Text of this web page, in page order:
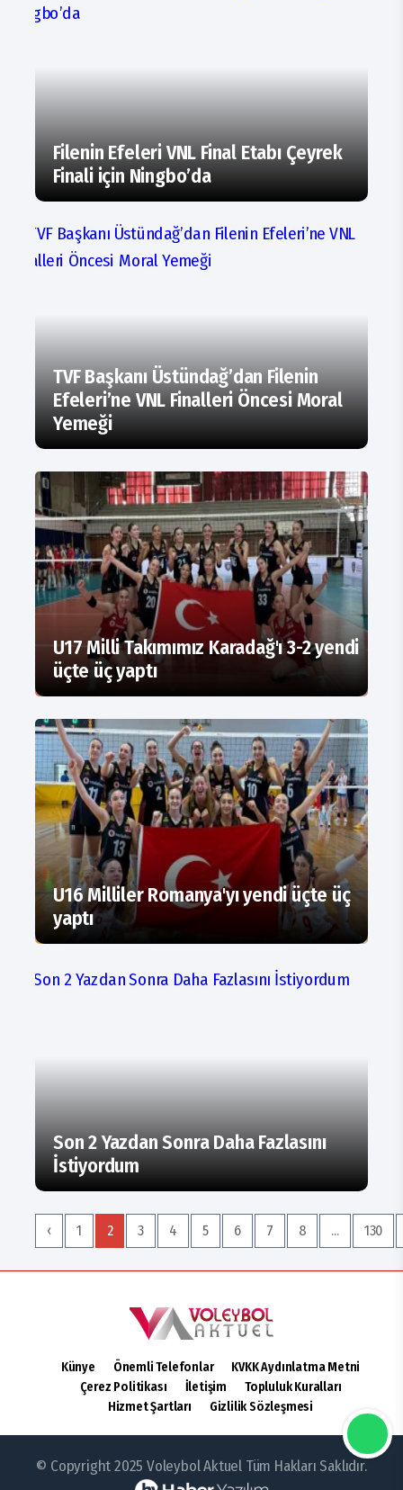
Filenin Efeleri VNL Final Etabı Çeyrek
Finali için Ningbo’da
TVF Başkanı Üstündağ’dan Filenin
Efeleri’ne VNL Finalleri Öncesi Moral
Yemeği
U17 Milli Takımımız Karadağ'ı 3-2 yendi
üçte üç yaptı
U16 Milliler Romanya'yı yendi üçte üç
yaptı
Son 2 Yazdan Sonra Daha Fazlasını
İstiyordum
‹ 1 2 3 4 5 6 7 8 ... 130
Künye Önemli Telefonlar
KVKK Aydınlatma Metni
Çerez Politikası
İletişim
Topluluk Kuralları
Hizmet Şartları
Gizlilik Sözleşmesi
© Copyright 2025 Voleybol Aktuel Tüm Hakları Saklıdır.